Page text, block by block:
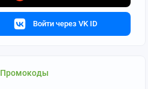
Войти через VK ID
Промокоды